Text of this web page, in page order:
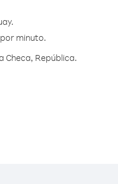
minuto.
Checa, República.